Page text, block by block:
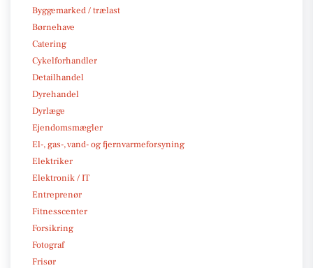
Byggemarked / trælast
Børnehave
Catering
Cykelforhandler
Detailhandel
Dyrehandel
Dyrlæge
Ejendomsmægler
El-, gas-, vand- og fjernvarmeforsyning
Elektriker
Elektronik / IT
Entreprenør
Fitnesscenter
Forsikring
Fotograf
Frisør